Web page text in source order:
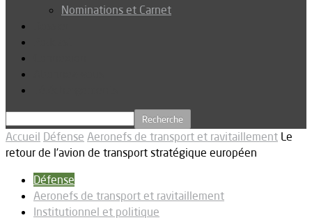
Nominations et Carnet
Accueil Défense Aeronefs de transport et ravitaillement Le
retour de l’avion de transport stratégique européen
Défense
Aeronefs de transport et ravitaillement
Institutionnel et politique